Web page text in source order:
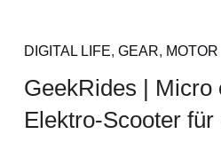
DIGITAL LIFE, GEAR, MOTOR
GeekRides | Micro
Elektro-Scooter